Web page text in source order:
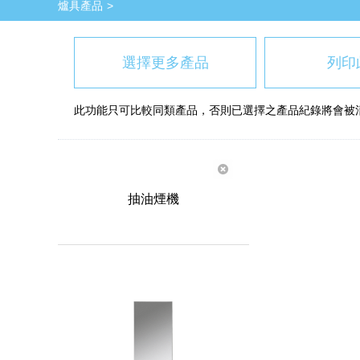
爐具產品
選擇更多產品 列印
此功能只可比較同類產品，否則已選擇之產品紀錄將會被
抽油煙機